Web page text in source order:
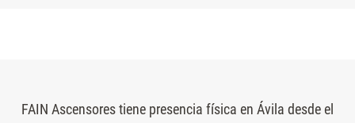
FAIN Ascensores tiene presencia física en Ávila desde el